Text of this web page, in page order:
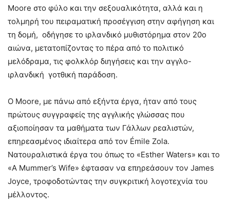
Moore στο φύλο και την σεξουαλικότητα, αλλά και η
τολμηρή του πειραματική προσέγγιση στην αφήγηση και
τη δομή, οδήγησε το ιρλανδικό μυθιστόρημα στον 20ο
αιώνα, μετατοπίζοντας το πέρα ​​από το πολιτικό
μελόδραμα, τις φολκλόρ διηγήσεις και την αγγλο-
ιρλανδική γοτθική παράδοση.
Ο Moore, με πάνω από εξήντα έργα, ήταν από τους
πρώτους συγγραφείς της αγγλικής γλώσσας που
αξιοποίησαν τα μαθήματα των Γάλλων ρεαλιστών,
επηρεασμένος ιδιαίτερα από τον Émile Zola.
Νατουραλιστικά έργα του όπως το «Esther Waters» και το
«A Mummer’s Wife» έφτασαν να επηρεάσουν τον James
Joyce, τροφοδοτώντας την συγκριτική λογοτεχνία του
μέλλοντος.